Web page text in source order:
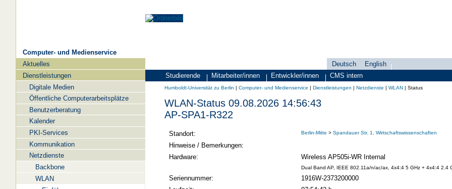
Computer- und Medienservice
Navigation
Aktuelles
Dienstleistungen
Digitale Medien
Öffentliche Computerarbeitsplätze
Benutzerberatung
Kalender
PKI-Services
Kommunikation
Netzdienste
Backbone
WLAN
Zielgruppen
Studierende Mitarbeiter/innen Entwickler/innen CMS intern
Sprachauswahl
Deutsch
English
search-menu
Humboldt-
Universität
Computer-
und
Humboldt-Universität zu Berlin | Computer- und Medienservice | Dienstleistungen | Netzdienste | WLAN | Status
WLAN-Status 09.08.2026 14:56:43
AP-SPA1-R322
Standort: Berlin-Mitte > Spandauer Str. 1, Wirtschaftswissenschaften
Hinweise / Bemerkungen:
Hardware:
Wireless AP505i-WR Internal
Dual Band AP, IEEE 802.11a/n/ac/ax, 4x4:4 5 GHz + 4x4:4 2.4
Seriennummer:
1916W-2373200000